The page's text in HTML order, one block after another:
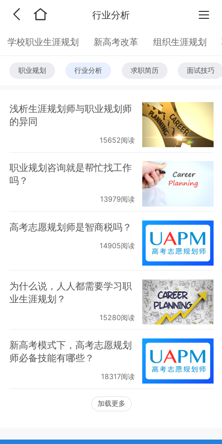
行业分析
学校职业生涯规划 新高考改革 组织生涯规划
职业规划 行业分析 求职简历 面试技巧
浅析生涯规划师与职业规划师
的异同
15652阅读
职业规划咨询就是帮忙找工作
吗？
13979阅读
高考志愿规划师是智商税吗？
14905阅读
为什么说，人人都需要学习职
业生涯规划？
15280阅读
新高考模式下，高考志愿规划
师必备技能有哪些？
18317阅读
加载更多